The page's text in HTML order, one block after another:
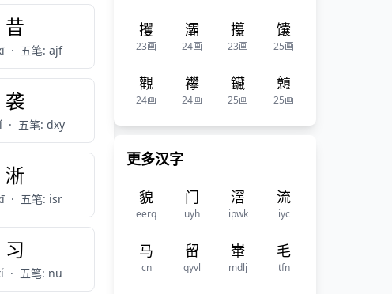
昔
· 五笔: ajf
袭
· 五笔: dxy
淅
· 五笔: isr
习
· 五笔: nu
攫
23画
灞
24画
攥
23画
馕
25画
觀
24画
襻
24画
鑶
25画
戅
25画
更多汉字
貌
eerq
门
uyh
滘
ipwk
流
iyc
马
cn
留
qyvl
輋
mdlj
毛
tfn